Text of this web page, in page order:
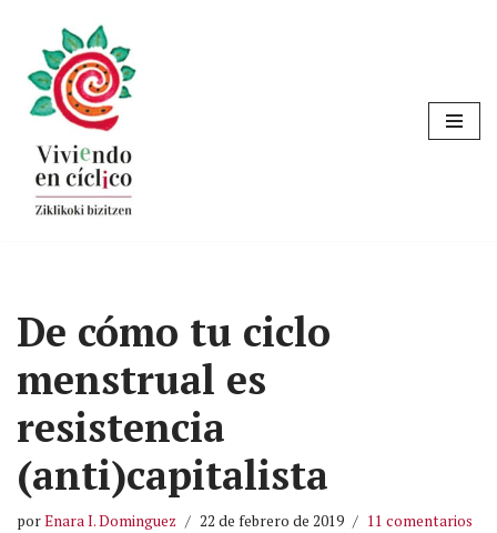
Saltar
al
contenido
De cómo tu ciclo
menstrual es
resistencia
(anti)capitalista
porEnara I. Dominguez 22 de febrero de 2019 11 comentarios